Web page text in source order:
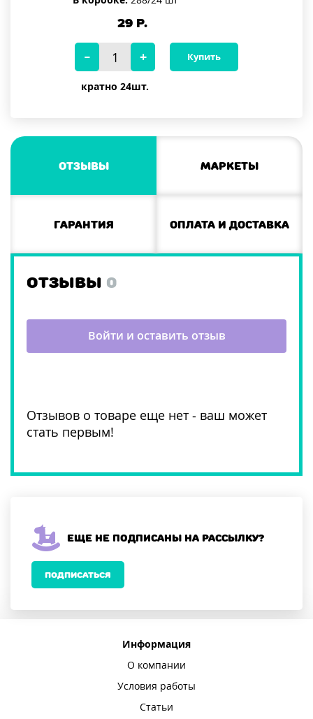
29Р.
кратно 24шт.
Купить
Отзывы Маркеты
Гарантия Оплата и доставка
ОТЗЫВЫ 0
Отзывов о товаре еще нет - ваш может
стать первым!
Войти и оставить отзыв
Еще не подписаны на рассылку?
ПОДПИСАТЬСЯ
Информация
О компании
Условия работы
Статьи